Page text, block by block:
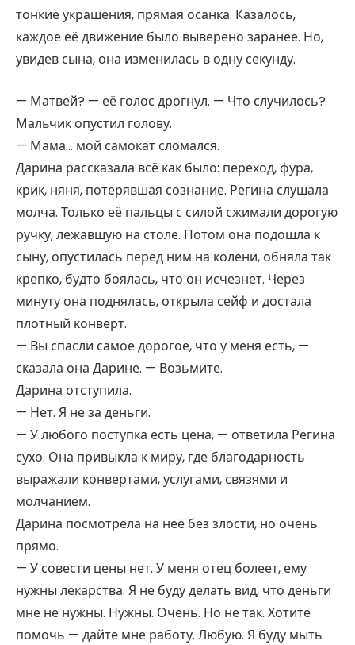
тонкие украшения, прямая осанка. Казалось,
каждое её движение было выверено заранее. Но,
увидев сына, она изменилась в одну секунду.
— Матвей? — её голос дрогнул. — Что случилось?
Мальчик опустил голову.
— Мама… мой самокат сломался.
Дарина рассказала всё как было: переход, фура,
крик, няня, потерявшая сознание. Регина слушала
молча. Только её пальцы с силой сжимали дорогую
ручку, лежавшую на столе. Потом она подошла к
сыну, опустилась перед ним на колени, обняла так
крепко, будто боялась, что он исчезнет. Через
минуту она поднялась, открыла сейф и достала
плотный конверт.
— Вы спасли самое дорогое, что у меня есть, —
сказала она Дарине. — Возьмите.
Дарина отступила.
— Нет. Я не за деньги.
— У любого поступка есть цена, — ответила Регина
сухо. Она привыкла к миру, где благодарность
выражали конвертами, услугами, связями и
молчанием.
Дарина посмотрела на неё без злости, но очень
прямо.
— У совести цены нет. У меня отец болеет, ему
нужны лекарства. Я не буду делать вид, что деньги
мне не нужны. Нужны. Очень. Но не так. Хотите
помочь — дайте мне работу. Любую. Я буду мыть